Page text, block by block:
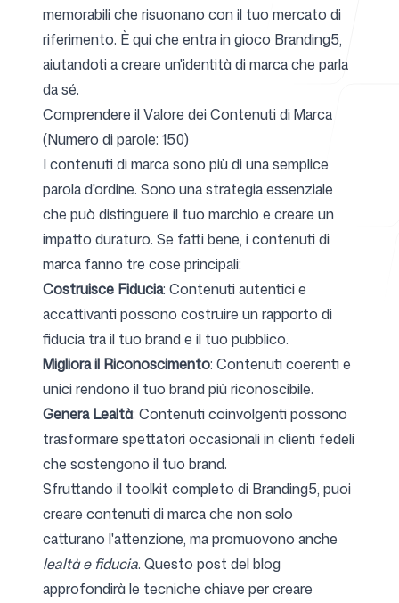
Prezzi
Centro assistenza
Strumenti gratuiti
FAQ
Contatti
Accedi Registrati
memorabili che risuonano con il tuo mercato di
riferimento. È qui che entra in gioco Branding5,
aiutandoti a creare un'identità di marca che parla
da sé.
Comprendere il Valore dei Contenuti di Marca
(Numero di parole: 150)
I contenuti di marca sono più di una semplice
parola d'ordine. Sono una strategia essenziale
che può distinguere il tuo marchio e creare un
impatto duraturo. Se fatti bene, i contenuti di
marca fanno tre cose principali:
Costruisce Fiducia: Contenuti autentici e
accattivanti possono costruire un rapporto di
fiducia tra il tuo brand e il tuo pubblico.
Migliora il Riconoscimento: Contenuti coerenti e
unici rendono il tuo brand più riconoscibile.
Genera Lealtà: Contenuti coinvolgenti possono
trasformare spettatori occasionali in clienti fedeli
che sostengono il tuo brand.
Sfruttando il toolkit completo di Branding5, puoi
creare contenuti di marca che non solo
catturano l'attenzione, ma promuovono anche
lealtà e fiducia. Questo post del blog
approfondirà le tecniche chiave per creare